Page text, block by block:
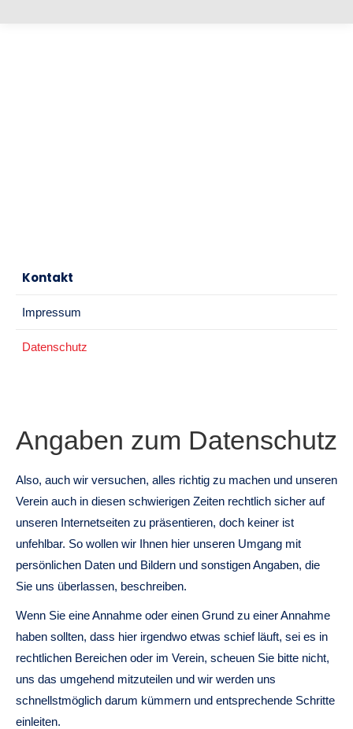
Kontakt
Impressum
Datenschutz
Angaben zum Datenschutz
Also, auch wir versuchen, alles richtig zu machen und unseren
Verein auch in diesen schwierigen Zeiten rechtlich sicher auf
unseren Internetseiten zu präsentieren, doch keiner ist
unfehlbar. So wollen wir Ihnen hier unseren Umgang mit
persönlichen Daten und Bildern und sonstigen Angaben, die
Sie uns überlassen, beschreiben.
Wenn Sie eine Annahme oder einen Grund zu einer Annahme
haben sollten, dass hier irgendwo etwas schief läuft, sei es in
rechtlichen Bereichen oder im Verein, scheuen Sie bitte nicht,
uns das umgehend mitzuteilen und wir werden uns
schnellstmöglich darum kümmern und entsprechende Schritte
einleiten.